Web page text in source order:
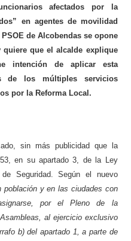
afectados por la
en agentes de movilidad
de Alcobendas se opone
que el alcalde explique
intención de aplicar esta
de los múltiples servicios
por la Reforma Local.
sin más publicidad que la
en su apartado 3, de la Ley
de Seguridad.Según el nuevo
población y en las ciudades con
por el Pleno de la
al ejercicio exclusivo
b) del apartado 1, a parte de